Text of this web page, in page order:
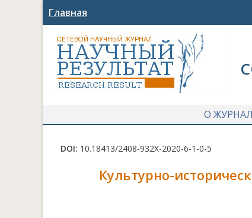
Главная
О
DOI: 10.18413/2408-932X-2020-6-1-0-5
Культурно-